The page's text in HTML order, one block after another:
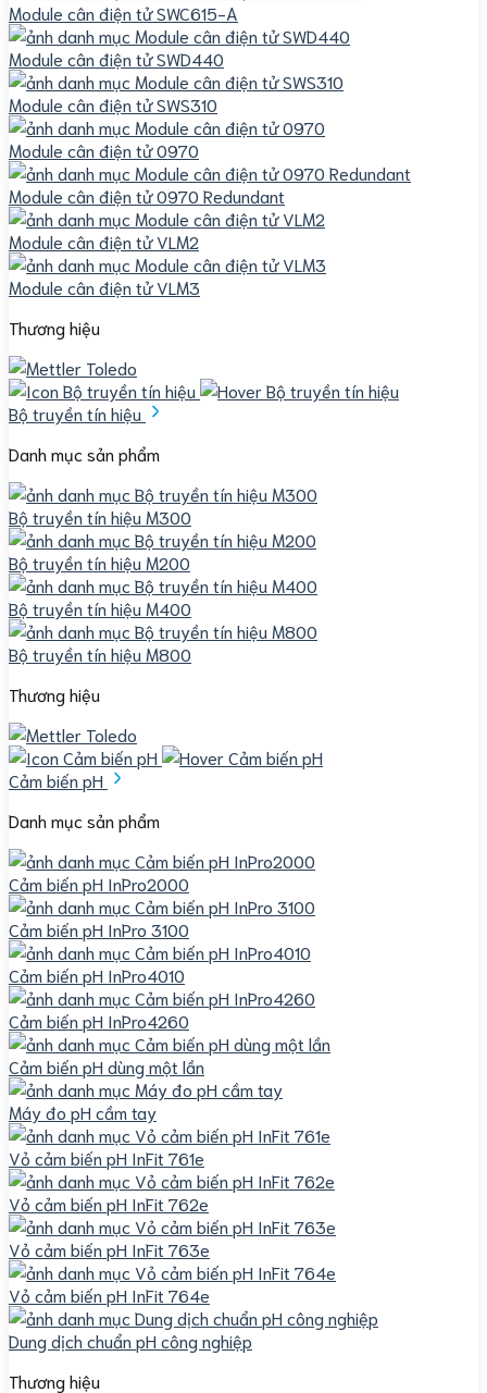
Module cân điện tử SWC615-A
Module cân điện tử SWD440
Module cân điện tử SWS310
Module cân điện tử 0970
Module cân điện tử 0970 Redundant
Module cân điện tử VLM2
Module cân điện tử VLM3
Thương hiệu
Bộ truyền tín hiệu
Danh mục sản phẩm
Bộ truyền tín hiệu M300
Bộ truyền tín hiệu M200
Bộ truyền tín hiệu M400
Bộ truyền tín hiệu M800
Thương hiệu
Cảm biến pH
Danh mục sản phẩm
Cảm biến pH InPro2000
Cảm biến pH InPro 3100
Cảm biến pH InPro4010
Cảm biến pH InPro4260
Cảm biến pH dùng một lần
Máy đo pH cầm tay
Vỏ cảm biến pH InFit 761e
Vỏ cảm biến pH InFit 762e
Vỏ cảm biến pH InFit 763e
Vỏ cảm biến pH InFit 764e
Dung dịch chuẩn pH công nghiệp
Thương hiệu